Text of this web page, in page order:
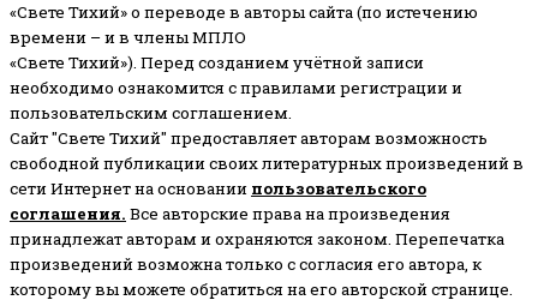
«Свете Тихий» о переводе в авторы сайта (по истечению
времени – и в члены МПЛО
«Свете Тихий»). Перед созданием учётной записи
необходимо ознакомится с правилами регистрации и
пользовательским соглашением.
Сайт "Свете Тихий" предоставляет авторам возможность
свободной публикации своих литературных произведений в
сети Интернет на основании пользовательского
соглашения. Все авторские права на произведения
принадлежат авторам и охраняются законом. Перепечатка
произведений возможна только с согласия его автора, к
которому вы можете обратиться на его авторской странице.